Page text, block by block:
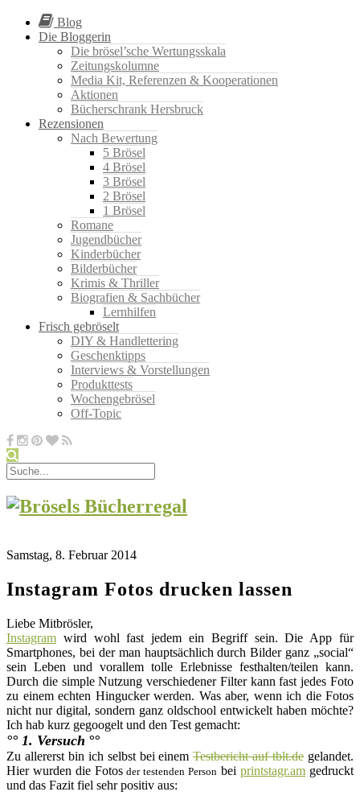
Blog
Die Bloggerin
Die brösel’sche Wertungsskala
Zeitungskolumne
Media Kit, Referenzen & Kooperationen
Aktionen
Bücherschrank Hersbruck
Rezensionen
Nach Bewertung
5 Brösel
4 Brösel
3 Brösel
2 Brösel
1 Brösel
Romane
Jugendbücher
Kinderbücher
Bilderbücher
Krimis & Thriller
Biografien & Sachbücher
Lernhilfen
Frisch gebröselt
DIY & Handlettering
Geschenktipps
Interviews & Vorstellungen
Produkttests
Wochengebrösel
Off-Topic
Samstag, 8. Februar 2014
Instagram Fotos drucken lassen
Liebe Mitbrösler,
Instagram wird wohl fast jedem ein Begriff sein. Die App für
Smartphones, bei der man hauptsächlich durch Bilder ganz „social“
sein Leben und vorallem tolle Erlebnisse festhalten/teilen kann.
Durch die simple Nutzung verschiedener Filter kann fast jedes Foto
zu einem echten Hingucker werden. Was aber, wenn ich die Fotos
nicht nur digital, sondern ganz oldschool entwickelt haben möchte?
Ich hab kurz gegoogelt und den Test gemacht:
°° 1. Versuch °°
Zu allererst bin ich selbst bei einemTestbericht auf tblt.degelandet.
Hier wurden die Fotos der testenden Person bei printstagr.am gedruckt
und das Fazit fiel sehr positiv aus: